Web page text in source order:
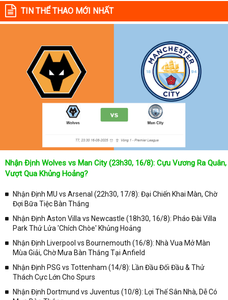
truy cập vào chuyên mục
Lịch Thi Đấu
mọi người hoàn toàn nắm rõ được chính xác về thời gian các trận
đấu bóng đá Việt Nam hay trên Thế giới diễn ra trong thời gian sắp
cả 2 đội tuyển bóng đá đang đạt được.
Không chỉ dừng lại ở đó, những người hâm mộ bóng đá có thể cập
nhật được chính xác về lịch phát sóng bóng đá được tường thuật
trực tiếp ở trên những kênh truyền hình thể thao lớn nhất hiện nay
như: VTV3, K+, SCTV, Thể thao TV,... Nếu như bạn không muốn
bỏ lỡ bất kỳ một trận đấu bóng đá nào trong từng mùa giải, hãy
thường xuyên vào chuyên mụcLịch Thi Đấutại chuyên trang
để cập nhật thông tin chính xác nhất nhé!
Lịch thi đấu được cập nhật chính xác trong toàn bộ các giải
Tại Lịch Thi Đấu của chuyên trang kqbongda.net
sẽ cập nhanh
chóng và chính xác nhất thời gian từng trận đấu bóng đá diễn ra ở
trong từng giải đấu như:
✓ Giải đấu bóng đá Ngoại hạng Anh;
✓ Giải bóng Cúp C1 Châu Âu;
✓ Giải VĐQG Tây Ban Nha;
✓ VĐQG Đức;
TIN THỂ THAO MỚI NHẤT
Nhận Định Wolves vs Man City (23h30, 16/8): Cựu Vương Ra Quân,
Vượt Qua Khủng Hoảng?
Nhận Định MU vs Arsenal (22h30, 17/8): Đại Chiến Khai Màn, Chờ
Đợi Bữa Tiệc Bàn Thắng
Nhận Định Aston Villa vs Newcastle (18h30, 16/8): Pháo Đài Villa
Park Thử Lửa 'Chích Chòe' Khủng Hoảng
Nhận Định Liverpool vs Bournemouth (16/8): Nhà Vua Mở Màn
Mùa Giải, Chờ Mưa Bàn Thắng Tại Anfield
Nhận Định PSG vs Tottenham (14/8): Lần Đầu Đối Đầu & Thử
Thách Cực Lớn Cho Spurs
Nhận Định Dortmund vs Juventus (10/8): Lợi Thế Sân Nhà, Dễ Có